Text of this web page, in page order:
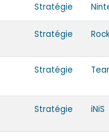
Stratégie
Stratégie
Stratégie
Stratégie iNiS